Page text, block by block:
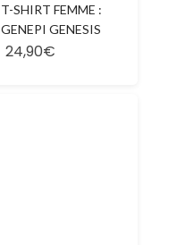
T-SHIRT FEMME :
GENEPI GENESIS
24,90€